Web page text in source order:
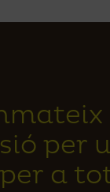
per
a